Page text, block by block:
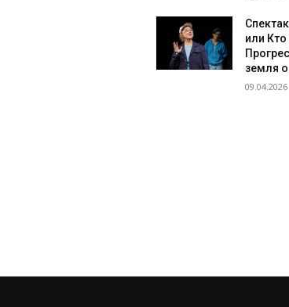
или Кто
земля
09.04.2026